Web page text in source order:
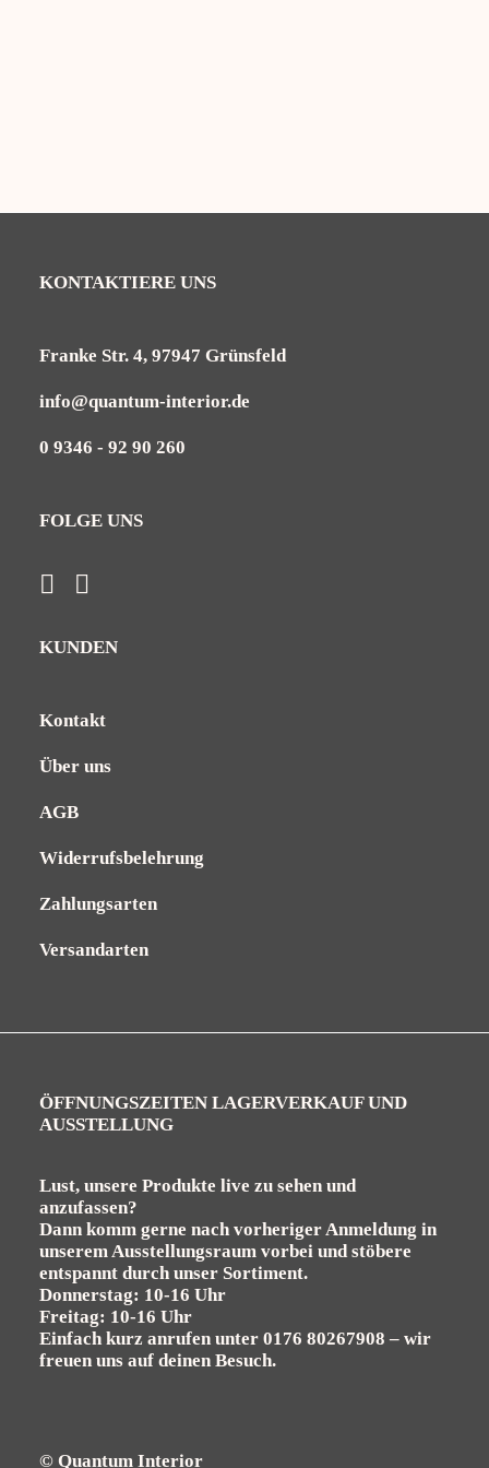
FOLGE UNS
KUNDEN
Kontakt
Über uns
AGB
Widerrufsbelehrung
Zahlungsarten
Versandarten
KONTAKTIERE UNS
Franke Str. 4, 97947 Grünsfeld
info@quantum-interior.de
0 9346 - 92 90 260
ÖFFNUNGSZEITEN LAGERVERKAUF UND
AUSSTELLUNG
Lust, unsere Produkte live zu sehen und
anzufassen?
Dann komm gerne nach vorheriger Anmeldung in
unserem Ausstellungsraum vorbei und stöbere
entspannt durch unser Sortiment.
Donnerstag: 10-16 Uhr
Freitag: 10-16 Uhr
Einfach kurz anrufen unter 0176 80267908 – wir
freuen uns auf deinen Besuch.
© Quantum Interior